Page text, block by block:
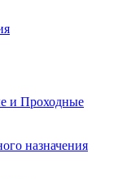
и Проходные
назначения